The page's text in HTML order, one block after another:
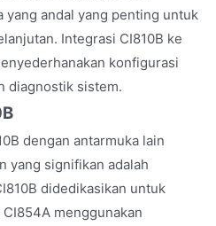
yang andal yang penting untuk
Integrasi CI810B ke
konfigurasi
diagnostik sistem.
dengan antarmuka lain
yang signifikan adalah
didedikasikan untuk
CI854A menggunakan